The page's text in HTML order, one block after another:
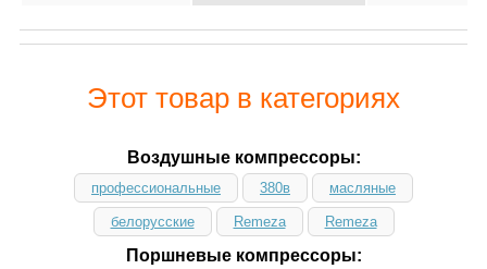
Этот товар в категориях
Воздушные компрессоры:
профессиональные 380в масляные
белорусские Remeza Remeza
Поршневые компрессоры: